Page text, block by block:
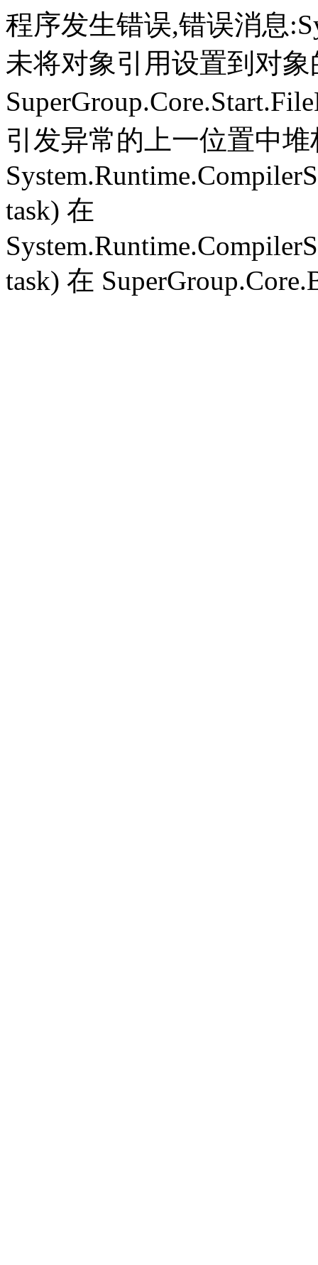
程序发生错误,错误消息
未将对象引用设置到对
引发异常的上一位置中
task) 在
task) 在